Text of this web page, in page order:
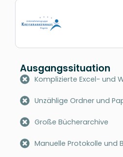
Ausgangssituation
Komplizierte Excel- und
Unzählige Ordner und
Große Bücherarchive
Manuelle Protokolle und